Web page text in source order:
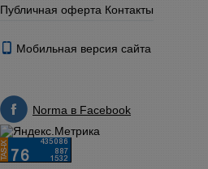
Публичная оферта Контакты
Мобильная версия сайта
Norma в Facebook